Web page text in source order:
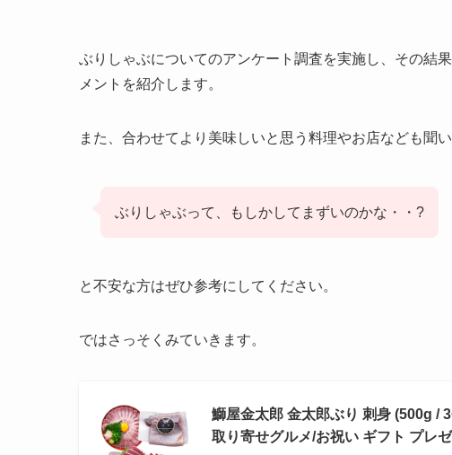
ぶりしゃぶについてのアンケート調査を実施し、その結
メントを紹介します。
また、合わせてより美味しいと思う料理やお店なども聞い
ぶりしゃぶって、もしかしてまずいのかな・・?
と不安な方はぜひ参考にしてください。
ではさっそくみていきます。
鰤屋金太郎 金太郎ぶり 刺身 (500g /
取り寄せグルメ/お祝い ギフト プレ